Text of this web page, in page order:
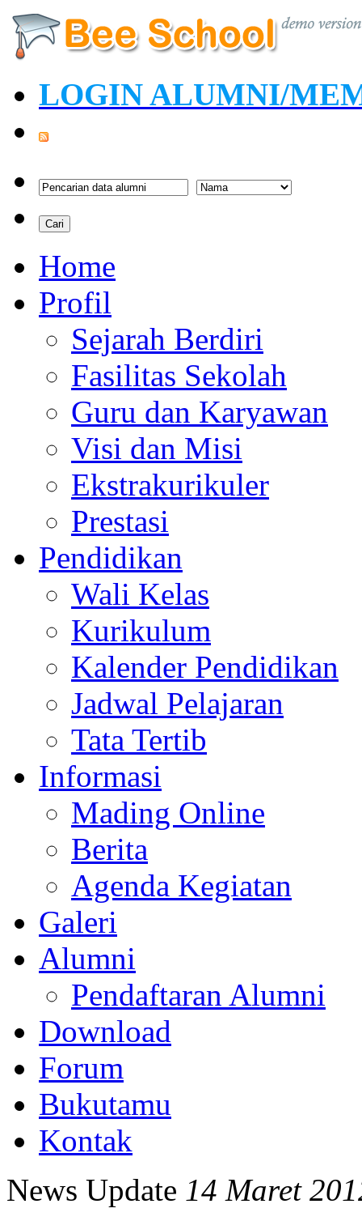
LOGIN ALUMNI/
Home
Profil
Sejarah Berdiri
Fasilitas Sekolah
Guru dan Karyawan
Visi dan Misi
Ekstrakurikuler
Prestasi
Pendidikan
Wali Kelas
Kurikulum
Kalender Pendidikan
Jadwal Pelajaran
Tata Tertib
Informasi
Mading Online
Berita
Agenda Kegiatan
Galeri
Alumni
Pendaftaran Alumni
Download
Forum
Bukutamu
Kontak
News Update 14 Maret